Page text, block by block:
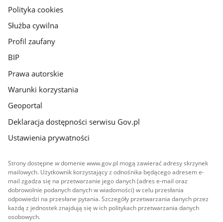
gov.pl
Polityka cookies
Służba cywilna
Profil zaufany
BIP
Prawa autorskie
Warunki korzystania
Geoportal
Deklaracja dostępności serwisu Gov.pl
Ustawienia prywatności
Strony dostępne w domenie www.gov.pl mogą zawierać adresy skrzynek
mailowych. Użytkownik korzystający z odnośnika będącego adresem e-
mail zgadza się na przetwarzanie jego danych (adres e-mail oraz
dobrowolnie podanych danych w wiadomości) w celu przesłania
odpowiedzi na przesłane pytania. Szczegóły przetwarzania danych przez
każdą z jednostek znajdują się w ich politykach przetwarzania danych
osobowych.